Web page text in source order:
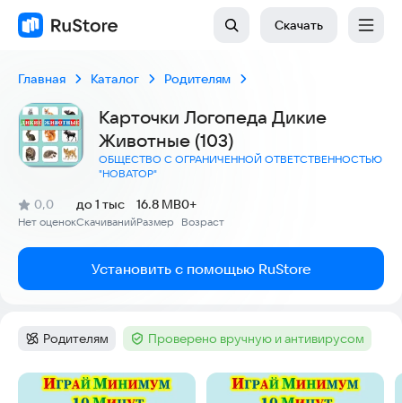
Скачать
Главная Каталог Родителям
Карточки Логопеда Дикие
Животные (103)
ОБЩЕСТВО С ОГРАНИЧЕННОЙ ОТВЕТСТВЕННОСТЬЮ
"НОВАТОР"
Рейтинг:
0,0
(
Нет оценок
)
Скачиваний
до 1 тыс
Размер
16.8 MB
Возраст
0+
Установить с помощью RuStore
Категория:
Родителям Тег :Проверено вручную и антивирусом
Скриншоты